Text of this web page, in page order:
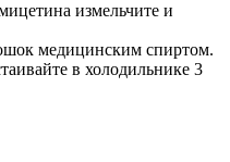
измельчите и
медицинским спиртом.
в холодильнике 3